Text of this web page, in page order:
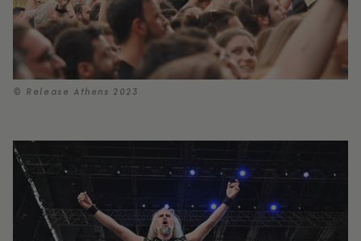
© Release Athens 2023